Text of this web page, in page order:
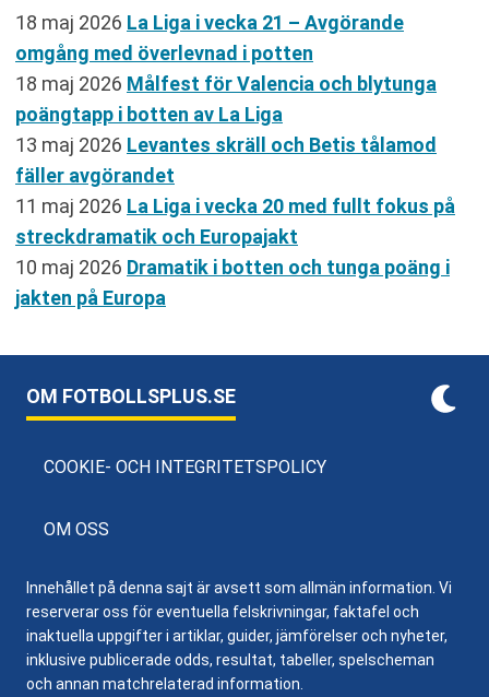
18 maj 2026 La Liga i vecka 21 – Avgörande
omgång med överlevnad i potten
18 maj 2026 Målfest för Valencia och blytunga
poängtapp i botten av La Liga
13 maj 2026 Levantes skräll och Betis tålamod
fäller avgörandet
11 maj 2026 La Liga i vecka 20 med fullt fokus på
streckdramatik och Europajakt
10 maj 2026 Dramatik i botten och tunga poäng i
jakten på Europa
OM FOTBOLLSPLUS.SE
COOKIE- OCH INTEGRITETSPOLICY
OM OSS
Innehållet på denna sajt är avsett som allmän information. Vi
reserverar oss för eventuella felskrivningar, faktafel och
inaktuella uppgifter i artiklar, guider, jämförelser och nyheter,
inklusive publicerade odds, resultat, tabeller, spelscheman
och annan matchrelaterad information.